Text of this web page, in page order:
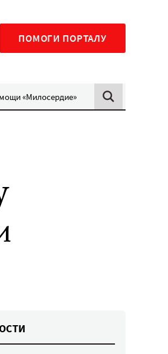
ПОМОГИ ПОРТАЛУ
«Милосердие»